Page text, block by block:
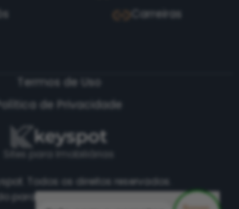
Carreiras
Termos de Uso
de Privacidade
Sites para Imobiliárias
Todos os direitos reservados.
para Bonon & Amaral Imóveis.